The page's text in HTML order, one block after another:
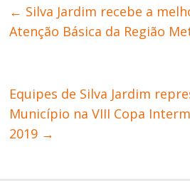
← Silva Jardim recebe a
Atenção Básica da Região
Equipes de Silva Jardim
Município na VIII Copa
2019 →